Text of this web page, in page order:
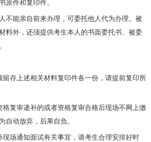
原件和复印件。
能亲自前来办理，可委托他人代为办理。被
料外，还须提供考生本人的书面委托书、被委
存上述相关材料复印件各一份，请提前复印所
复审递补的或者资格复审合格后现场不网上缴
自动放弃，后果自负。
场通知面试有关事宜，请考生合理安排好时